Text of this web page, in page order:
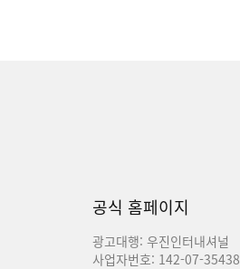
공식 홈페이지
광고대행: 우진인터내셔널
사업자번호: 142-07-35438